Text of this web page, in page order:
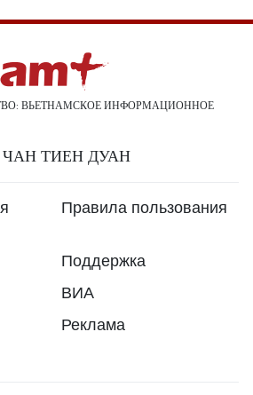
ВЬЕТНАМСКОЕ ИНФОРМАЦИОННОЕ
ЧАН ТИЕН ДУАН
Правила пользования
Поддержка
ВИА
Реклама